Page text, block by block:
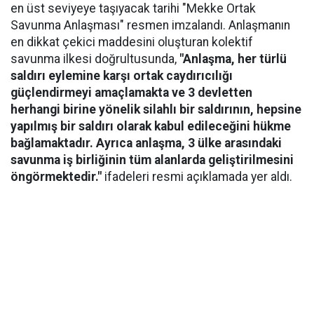
en üst seviyeye taşıyacak tarihi "Mekke Ortak
Savunma Anlaşması" resmen imzalandı. Anlaşmanın
en dikkat çekici maddesini oluşturan kolektif
savunma ilkesi doğrultusunda, "Anlaşma, her türlü
saldırı eylemine karşı ortak caydırıcılığı
güçlendirmeyi amaçlamakta ve 3 devletten
herhangi birine yönelik silahlı bir saldırının, hepsine
yapılmış bir saldırı olarak kabul edileceğini hükme
bağlamaktadır. Ayrıca anlaşma, 3 ülke arasındaki
savunma iş birliğinin tüm alanlarda geliştirilmesini
öngörmektedir." ifadeleri resmi açıklamada yer aldı.